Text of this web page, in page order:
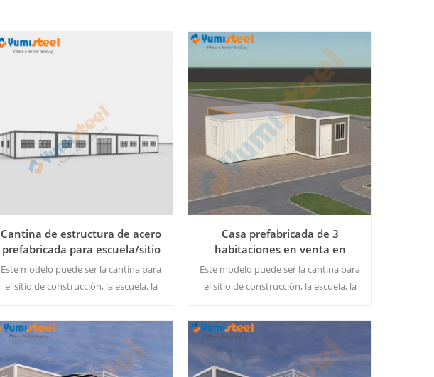
Cantina de estructura de acero
prefabricada para escuela/sitio
en construcción
Este modelo puede ser la cantina para
el sitio de construcción, la escuela, la
estándar: montaje rápido/contenedor
plano/contenedor plegable Cantidad
mínima de pedido: 1 juego.
Lee Mas
Casa prefabricada de 3
habitaciones en venta en
durban
Este modelo puede ser la cantina para
el sitio de construcción, la escuela, la
estándar: montaje rápido/contenedor
plano/contenedor plegable Cantidad
mínima de pedido: 1 juego.
Lee Mas